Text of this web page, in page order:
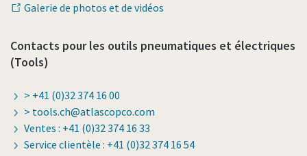
Galerie de photos et de vidéos
Contacts pour les outils pneumatiques et électriques
(Tools)
> +41 (0)32 374 16 00
> tools.ch@atlascopco.com
Ventes : +41 (0)32 374 16 33
Service clientèle : +41 (0)32 374 16 54